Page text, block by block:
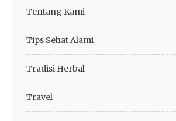
Tentang Kami
Tips Sehat Alami
Tradisi Herbal
Travel